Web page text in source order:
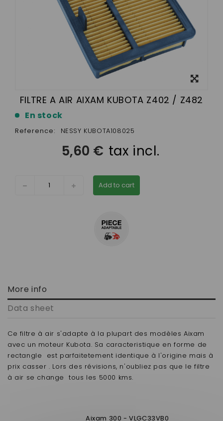
FILTRE A AIR AIXAM KUBOTA Z402 / Z482
En stock
Reference: NESSY KUBOTA108025
5,60 € tax incl.
Add to cart
More info
Data sheet
Ce filtre à air s'adapte à la plupart des modèles Aixam
avec un moteur Kubota. Sa caracteristique en forme de
rectangle est parfaitetement identique à l'origine mais à
prix casser . Lors des révisions, n'oubliez pas que le filtre
à air se change tous les 5000 kms.
Aixam 300 - VLGC33VB0